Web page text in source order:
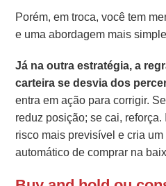
Porém, em troca, você tem
e uma abordagem mais
Já na outra estratégia, a
carteira se desvia dos
entra em ação para corrigir.
reduz posição; se cai,
risco mais previsível e cria
automático de comprar na